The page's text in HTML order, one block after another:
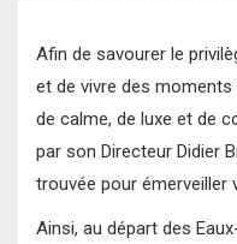
Afin de savourer le
et de vivre des
de calme, de luxe et de
par son Directeur Didier
trouvée pour émerveiller
Ainsi, au départ des